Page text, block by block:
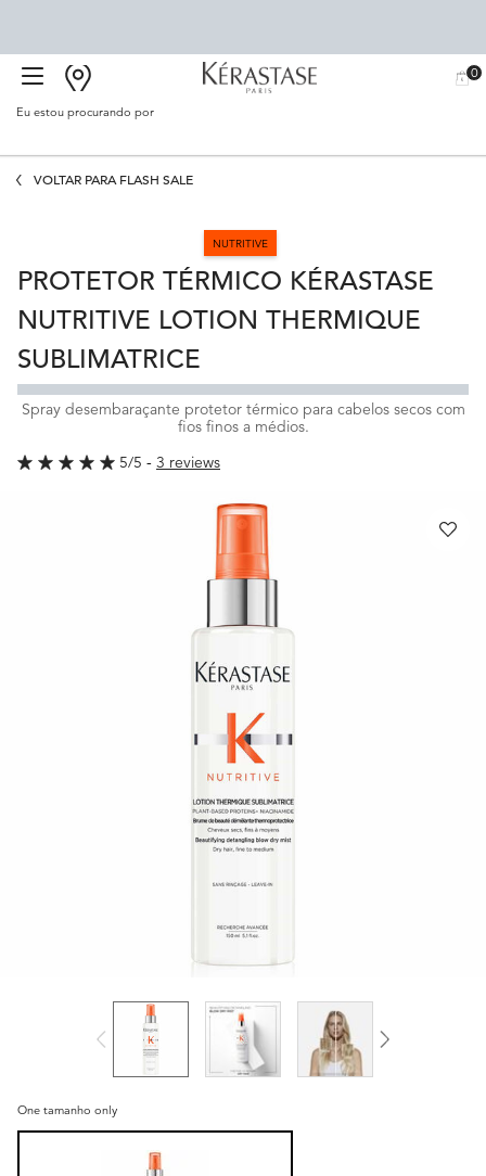
BUSCAR
MEU
0
0
Eu estou procurando por
VOLTAR PARA FLASH SALE
NUTRITIVE
PROTETOR TÉRMICO KÉRASTASE
NUTRITIVE LOTION THERMIQUE
SUBLIMATRICE
Spray desembaraçante protetor térmico para cabelos secos com
fios finos a médios.
5/5
3 reviews
One tamanho only